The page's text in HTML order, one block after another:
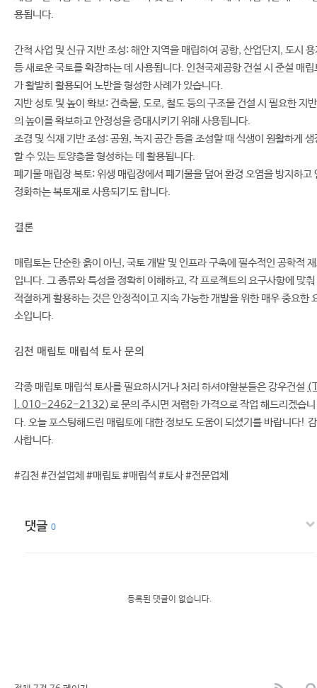
용됩니다.
간척 사업 및 신규 지반 조성: 해안 지역을 매립하여 공항, 산업단지, 도시 용
등 새로운 국토를 확장하는 데 사용됩니다. 인천국제공항 건설 시 준설 매립
가 활발히 활용되어 노반을 형성한 사례가 있습니다.
지반 성토 및 높이 확보: 건축물, 도로, 철도 등의 구조물 건설 시 필요한 지반
의 높이를 확보하고 안정성을 증대시키기 위해 사용됩니다.
조경 및 식재 기반 조성: 공원, 녹지 공간 등을 조성할 때 식생이 원활하게 생
할 수 있는 토양층을 형성하는 데 활용됩니다.
폐기물 매립장 복토: 위생 매립장에서 폐기물을 덮어 환경 오염을 방지하고
정화하는 복토재로 사용되기도 합니다.
결론
매립토는 단순한 흙이 아닌, 국토 개발 및 인프라 구축에 필수적인 공학적
입니다. 그 종류와 특성을 정확히 이해하고, 각 프로젝트의 요구사항에 맞춰
적절하게 활용하는 것은 안정적이고 지속 가능한 개발을 위한 매우 중요한
소입니다.
김천 매립토 매립석 토사 문의
각종 매립토 매립석 토사를 필요하시거나 처리 하셔야할분들은 강우건설
l. 010-2462-2132)로 문의 주시면 저렴한 가격으로 작업 해드리겠습니
다. 오늘 포스팅해드린 매립토에 대한 정보도 도움이 되셨기를 바랍니다! 감
사합니다.
#김천 #건설업체 #매립토 #매립석 #토사 #전문업체
댓글 0
등록된 댓글이 없습니다.